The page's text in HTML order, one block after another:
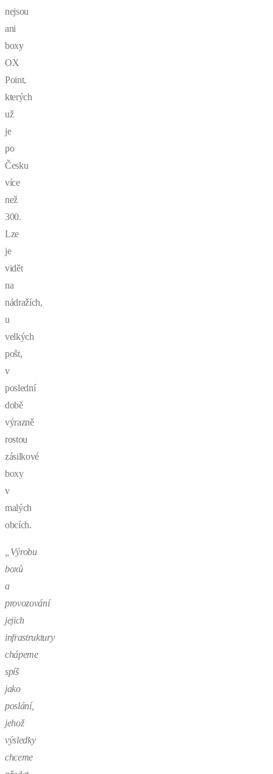
nejsou
ani
boxy
OX
Point,
kterých
už
je
po
Česku
více
než
300.
Lze
je
vidět
na
nádražích,
u
velkých
pošt,
v
poslední
době
výrazně
rostou
zásilkové
boxy
v
malých
obcích.
„Výrobu
boxů
a
provozování
jejich
infrastruktury
chápeme
spíš
jako
poslání,
jehož
výsledky
chceme